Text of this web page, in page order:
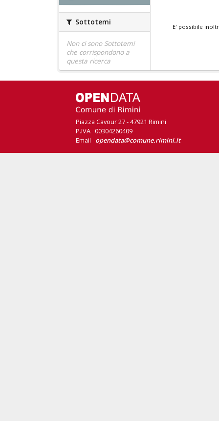
Sottotemi
Non ci sono Sottotemi
che corrispondono a
questa ricerca
E' possibile
Piazza Cavour 27 - 47921 Rimini
P.IVA 00304260409
Email opendata@comune.rimini.it